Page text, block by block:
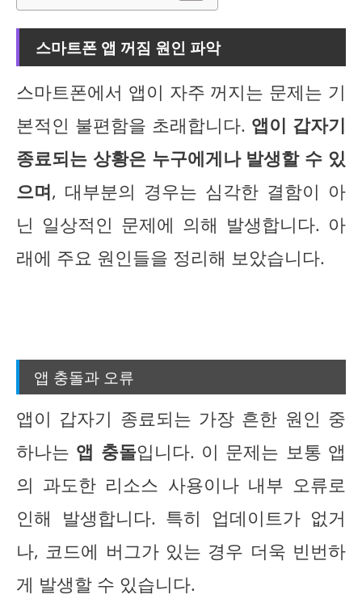
스마트폰 앱 꺼짐 원인 파악
스마트폰에서 앱이 자주 꺼지는 문제는 기
본적인 불편함을 초래합니다. 앱이 갑자기
종료되는 상황은 누구에게나 발생할 수 있
으며, 대부분의 경우는 심각한 결함이 아
닌 일상적인 문제에 의해 발생합니다. 아
래에 주요 원인들을 정리해 보았습니다.
앱 충돌과 오류
앱이 갑자기 종료되는 가장 흔한 원인 중
하나는 앱 충돌입니다. 이 문제는 보통 앱
의 과도한 리소스 사용이나 내부 오류로
인해 발생합니다. 특히 업데이트가 없거
나, 코드에 버그가 있는 경우 더욱 빈번하
게 발생할 수 있습니다.